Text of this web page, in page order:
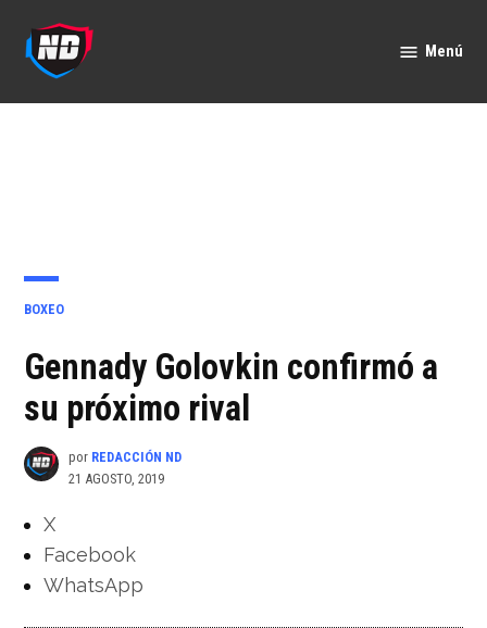
contenido
Menú
PUBLICADO
BOXEO
Gennady Golovkin confirmó a
su próximo rival
por REDACCIÓN ND
21 AGOSTO, 2019
X
Facebook
WhatsApp